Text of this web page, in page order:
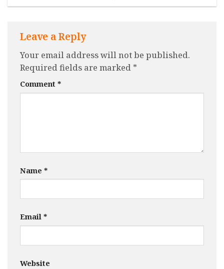
Leave a Reply
Your email address will not be published.
Required fields are marked *
Comment *
Name *
Email *
Website